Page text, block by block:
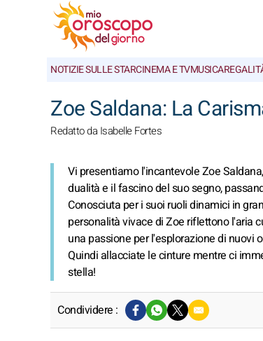
NOTIZIE SULLE STARCINEMA E TVMUSICA
Zoe Saldana: La
Redatto da Isabelle Fortes
Vi presentiamo l'incantevole Zoe
dualità e il fascino del suo segno,
Conosciuta per i suoi ruoli dinamici in
personalità vivace di Zoe riflettono l'aria
una passione per l'esplorazione di nuovi
Quindi allacciate le cinture mentre ci
stella!
Condividere :